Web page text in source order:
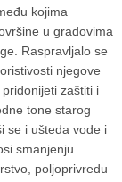
kojima
u gradovima
Raspravljalo se
njegove
zaštiti i
tone starog
se i ušteda vode i
smanjenju
poljoprivredu